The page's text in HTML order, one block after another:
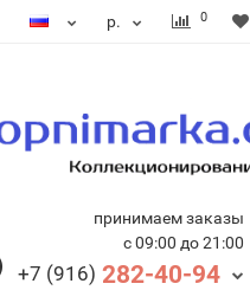
р. 0
принимаем заказы
с 09:00 до 21:00
+7 (916) 282-40-94